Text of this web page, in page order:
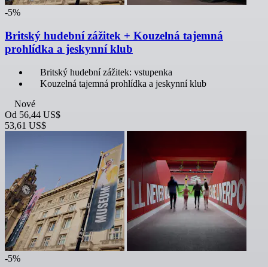
-5%
Britský hudební zážitek + Kouzelná tajemná
prohlídka a jeskynní klub
Britský hudební zážitek: vstupenka
Kouzelná tajemná prohlídka a jeskynní klub
Nové
Od 56,44 US$
53,61 US$
-5%